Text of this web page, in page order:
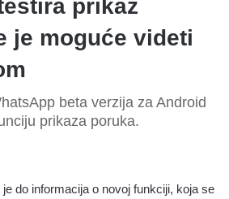
prikaz
je moguće videti
beta verzija za Android
prikaza poruka.
do informacija o novoj funkciji, koja se